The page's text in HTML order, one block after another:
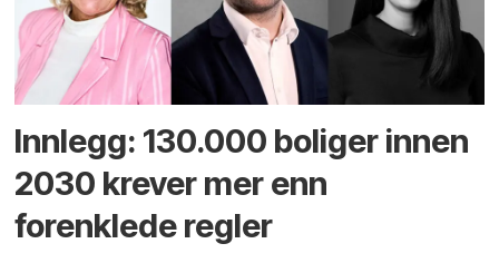
Innlegg: 130.000 boliger innen
2030 krever mer enn
forenklede regler